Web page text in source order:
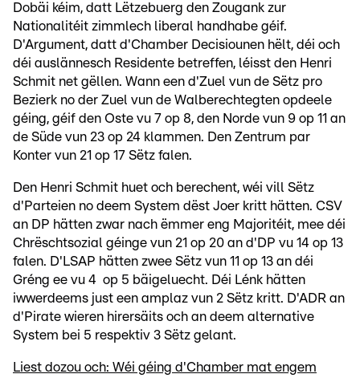
Dobäi kéim, datt Lëtzebuerg den Zougank zur
Nationalitéit zimmlech liberal handhabe géif.
D'Argument, datt d'Chamber Decisiounen hëlt, déi och
déi auslännesch Residente betreffen, léisst den Henri
Schmit net gëllen. Wann een d'Zuel vun de Sëtz pro
Bezierk no der Zuel vun de Walberechtegten opdeele
géing, géif den Oste vu 7 op 8, den Norde vun 9 op 11 an
de Süde vun 23 op 24 klammen. Den Zentrum par
Konter vun 21 op 17 Sëtz falen.
Den Henri Schmit huet och berechent, wéi vill Sëtz
d'Parteien no deem System dëst Joer kritt hätten. CSV
an DP hätten zwar nach ëmmer eng Majoritéit, mee déi
Chrëschtsozial géinge vun 21 op 20 an d'DP vu 14 op 13
falen. D'LSAP hätten zwee Sëtz vun 11 op 13 an déi
Gréng ee vu 4 op 5 bäigeluecht. Déi Lénk hätten
iwwerdeems just een amplaz vun 2 Sëtz kritt. D'ADR an
d'Pirate wieren hirersäits och an deem alternative
System bei 5 respektiv 3 Sëtz gelant.
Liest dozou och: Wéi géing d'Chamber mat engem